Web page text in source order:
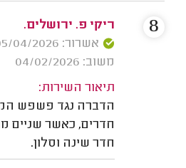
ריקי פ. ירושלים.
אשרור: 05/04/2026
משוב: 04/02/2026
תיאור השירות:
חדרים, כאשר שניים
חדר שינה וסלון.
8